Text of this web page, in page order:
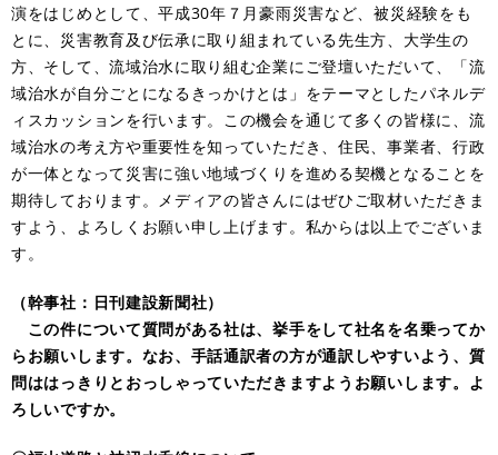
演をはじめとして、平成30年７月豪雨災害など、被災経験をも
とに、災害教育及び伝承に取り組まれている先生方、大学生の
方、そして、流域治水に取り組む企業にご登壇いただいて、「流
域治水が自分ごとになるきっかけとは」をテーマとしたパネルデ
ィスカッションを行います。この機会を通じて多くの皆様に、流
域治水の考え方や重要性を知っていただき、住民、事業者、行政
が一体となって災害に強い地域づくりを進める契機となることを
期待しております。メディアの皆さんにはぜひご取材いただきま
すよう、よろしくお願い申し上げます。私からは以上でございま
す。
（幹事社：日刊建設新聞社）
この件について質問がある社は、挙手をして社名を名乗ってか
らお願いします。なお、手話通訳者の方が通訳しやすいよう、質
問ははっきりとおっしゃっていただきますようお願いします。よ
ろしいですか。